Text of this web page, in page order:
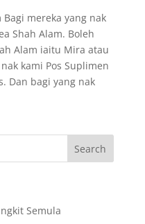
Bagi mereka yang nak
Shah Alam. Boleh
Alam iaitu Mira atau
kami Pos Suplimen
Dan bagi yang nak
Semula